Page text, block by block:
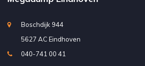
Boschdijk 944
5627 AC Eindhoven
040-741 00 41